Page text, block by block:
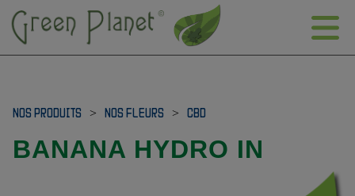
NOS PRODUITS > NOS FLEURS > CBD
BANANA HYDRO IN